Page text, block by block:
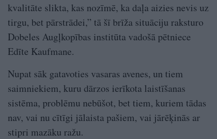
kvalitāte slikta, kas nozīmē, ka daļa aizies nevis uz
tirgu, bet pārstrādei,” tā šī brīža situāciju raksturo
Dobeles Augļkopības institūta vadošā pētniece
Edīte Kaufmane.
Nupat sāk gatavoties vasaras avenes, un tiem
saimniekiem, kuru dārzos ierīkota laistīšanas
sistēma, problēmu nebūšot, bet tiem, kuriem tādas
nav, vai nu cītīgi jālaista pašiem, vai jārēķinās ar
stipri mazāku ražu.